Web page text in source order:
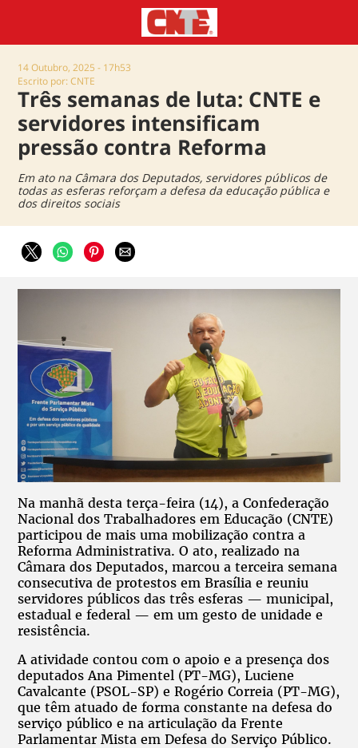
14 Outubro, 2025 - 17h53
Escrito por: CNTE
Três semanas de luta: CNTE e
servidores intensificam
pressão contra Reforma
Em ato na Câmara dos Deputados, servidores públicos de
todas as esferas reforçam a defesa da educação pública e
dos direitos sociais
Na manhã desta terça-feira (14), a Confederação
Nacional dos Trabalhadores em Educação (CNTE)
participou de mais uma mobilização contra a
Reforma Administrativa. O ato, realizado na
Câmara dos Deputados, marcou a terceira semana
consecutiva de protestos em Brasília e reuniu
servidores públicos das três esferas — municipal,
estadual e federal — em um gesto de unidade e
resistência.
A atividade contou com o apoio e a presença dos
deputados Ana Pimentel (PT-MG), Luciene
Cavalcante (PSOL-SP) e Rogério Correia (PT-MG),
que têm atuado de forma constante na defesa do
serviço público e na articulação da Frente
Parlamentar Mista em Defesa do Serviço Público.